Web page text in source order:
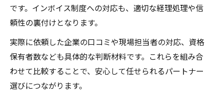
プラント工事を依頼する際の注意点とは
福岡で信頼を得る施工会社の条件
プラント工事に強い企業選定のコツを紹介
専門性が高いプラント工事会社の見分け方
プラント工事で重視したい技術力の違い
箱崎プラント工業に学ぶ企業選定の工夫
です。インボイス制度への対応も、適切な経理処理や信
頼性の裏付けとなります。
実際に依頼した企業の口コミや現場担当者の対応、資格
保有者数なども具体的な判断材料です。これらを組み合
わせて比較することで、安心して任せられるパートナー
選びにつながります。